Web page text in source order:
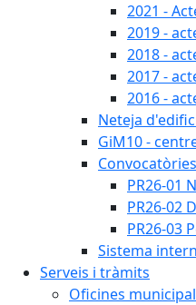
2021 -
2019 -
2018 -
2017 -
2016 -
Neteja
GiM10 -
PR26-01
PR26-02
PR26-03
Sistema
Serveis i tràmits
Oficines